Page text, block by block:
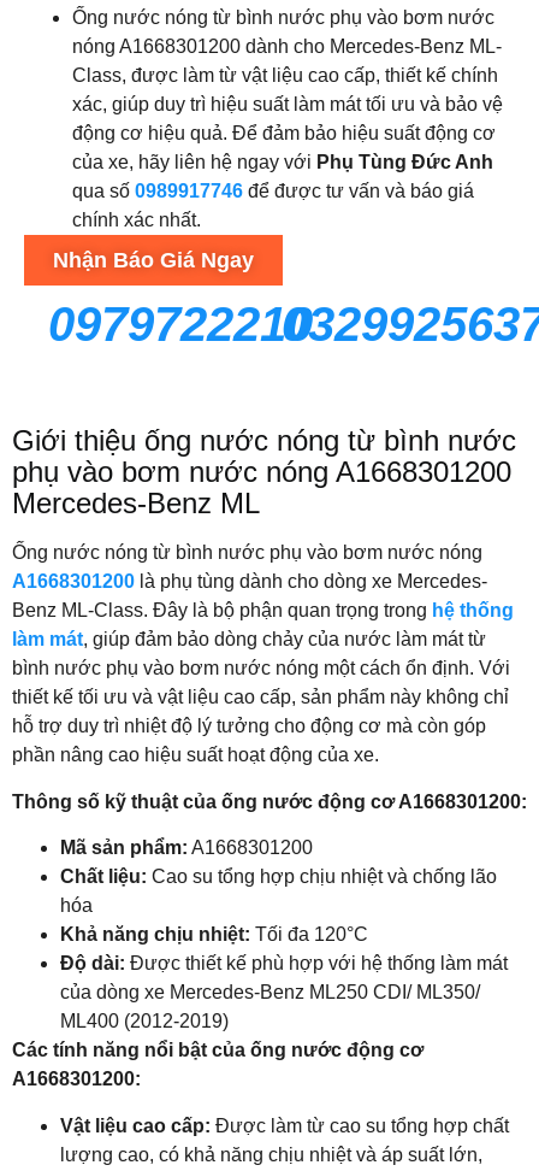
Ống nước nóng từ bình nước phụ vào bơm nước
nóng A1668301200 dành cho Mercedes-Benz ML-
Class, được làm từ vật liệu cao cấp, thiết kế chính
xác, giúp duy trì hiệu suất làm mát tối ưu và bảo vệ
động cơ hiệu quả. Để đảm bảo hiệu suất động cơ
của xe, hãy liên hệ ngay với Phụ Tùng Đức Anh
qua số 0989917746 để được tư vấn và báo giá
chính xác nhất.
Nhận Báo Giá Ngay
0979722210
Giới thiệu ống nước nóng từ bình nước
phụ vào bơm nước nóng A1668301200
Mercedes-Benz ML
Ống nước nóng từ bình nước phụ vào bơm nước nóng
A1668301200 là phụ tùng dành cho dòng xe Mercedes-
Benz ML-Class. Đây là bộ phận quan trọng trong hệ thống
làm mát, giúp đảm bảo dòng chảy của nước làm mát từ
bình nước phụ vào bơm nước nóng một cách ổn định. Với
thiết kế tối ưu và vật liệu cao cấp, sản phẩm này không chỉ
hỗ trợ duy trì nhiệt độ lý tưởng cho động cơ mà còn góp
phần nâng cao hiệu suất hoạt động của xe.
Thông số kỹ thuật của ống nước động cơ A1668301200:
Mã sản phẩm: A1668301200
Chất liệu: Cao su tổng hợp chịu nhiệt và chống lão
hóa
Khả năng chịu nhiệt: Tối đa 120°C
Độ dài: Được thiết kế phù hợp với hệ thống làm mát
của dòng xe Mercedes-Benz ML250 CDI/ ML350/
ML400 (2012-2019)
Các tính năng nổi bật của ống nước động cơ
A1668301200:
Vật liệu cao cấp: Được làm từ cao su tổng hợp chất
lượng cao, có khả năng chịu nhiệt và áp suất lớn,